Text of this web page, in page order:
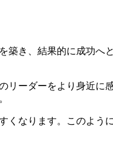
き、結果的に成功へ
ーダーをより身近に
なります。このよう